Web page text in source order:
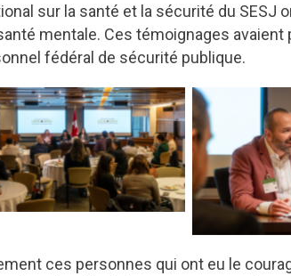
sur la santé et la sécurité du SESJ
mentale. Ces témoignages avaient
fédéral de sécurité publique.
ces personnes qui ont eu le